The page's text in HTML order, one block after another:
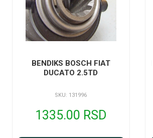
BENDIKS BOSCH FIAT
DUCATO 2.5TD
SKU: 131996
1335.00 RSD